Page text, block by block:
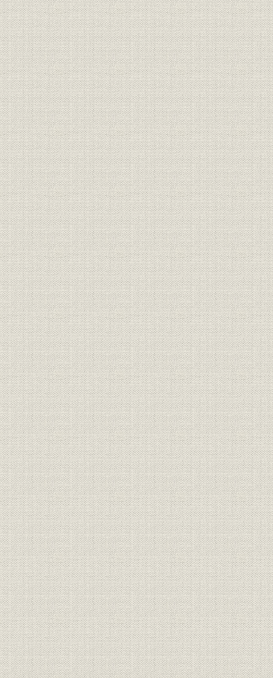
歴史口絵 II
第5章 日本電気の再「創業」(1945~1952年)
第1節 戦後復興と戦後統制
第2節 日本電気への社名復帰と再「創業」
第3節 通信復旧への取り組みと民生用機器の生産
第4節 業績と資金調達
第6章 高度成長下の技術革新と多角化(1952~1964年)
第1節 高度成長の開始と技術革新
第2節 技術革新下の経営展開
第3節 通信事業における技術革新
第4節 新事業領域への進出
第5節 販売の急拡大と電電公社需要への依存
第6節 海外市場の開拓
第7節 従業員の急増と労使関係の安定化
第8節 事業規模の拡大と資金調達
第7章 経営刷新と情報化社会の幕開け(1964~1976年)
第1節 「経済大国」化と高度経済成長の終焉
第2節 小林宏治社長の就任と経営刷新
第3節 通信事業の新たな展開
第4節 情報処理事業の基盤整備
第5節 電子デバイス事業の成長
第6節 家電事業の拡大
第7節 中央研究所体制の整備と研究開発
第8節 国内営業体制と資材購買の合理化
第9節 海外事業の推進
第10節 労働条件の向上と人材開発
第11節 資金調達の多様化と業績の推移